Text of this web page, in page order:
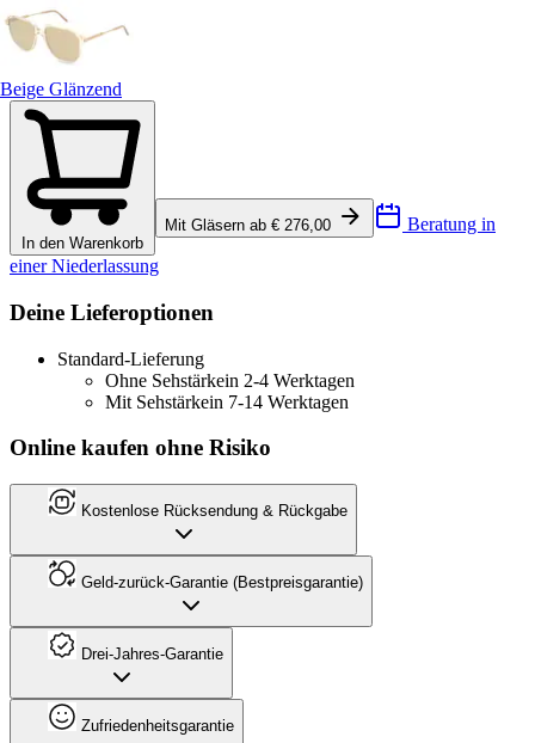
Beige Glänzend
In den Warenkorb
Mit Gläsern ab € 276,00 Beratung in
einer Niederlassung
Deine Lieferoptionen
Standard-Lieferung
Ohne Sehstärkein 2-4 Werktagen
Mit Sehstärkein 7-14 Werktagen
Online kaufen ohne Risiko
Kostenlose Rücksendung & Rückgabe
Geld-zurück-Garantie (Bestpreisgarantie)
Drei-Jahres-Garantie
Zufriedenheitsgarantie